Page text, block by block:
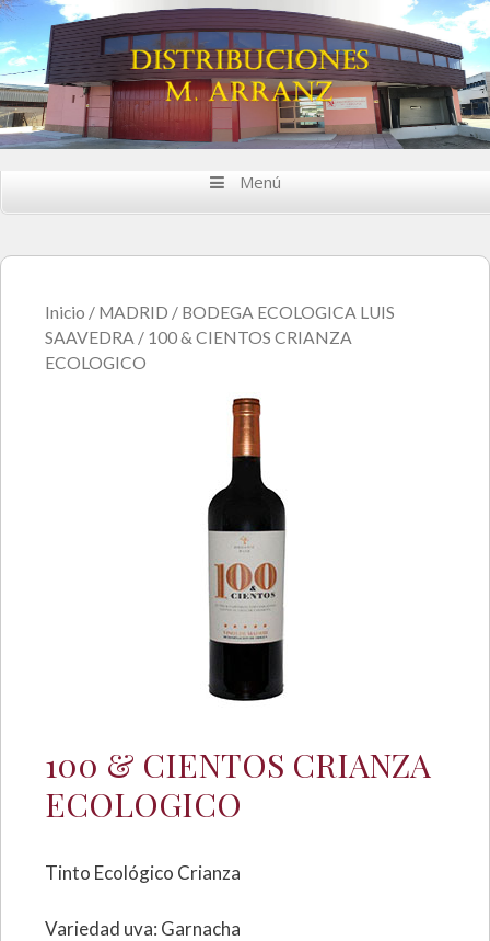
Saltar al contenido
Menú
Inicio / MADRID / BODEGA ECOLOGICA LUIS
SAAVEDRA / 100 & CIENTOS CRIANZA
ECOLOGICO
100 & CIENTOS CRIANZA
ECOLOGICO
Tinto Ecológico Crianza
Variedad uva: Garnacha